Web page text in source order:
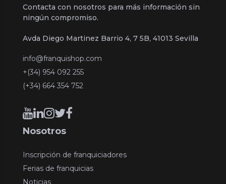
Contacta con nosotros para más información sin
ningún compromiso.
Avda Diego Martinez Barrio 4, 7 5B, 41013 Sevilla
info@franquishop.com
+(34) 954 092 255
(+34) 664 354 752
Nosotros
Inscripción de franquiciadores
Ferias de franquicias
Noticias